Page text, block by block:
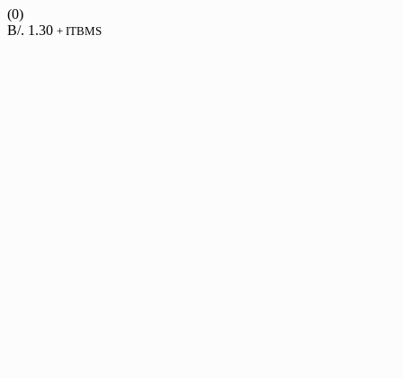
(0)
B/. 1.30 + ITBMS